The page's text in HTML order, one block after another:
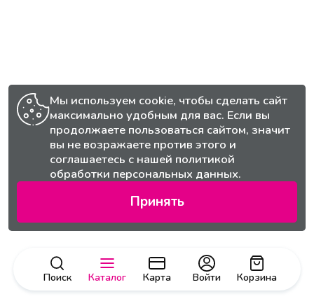
Поиск Каталог Карта Корзина
Войти
Мы используем cookie, чтобы сделать сайт
максимально удобным для вас. Если вы
продолжаете пользоваться сайтом, значит
вы не возражаете против этого и
соглашаетесь с нашей политикой
обработки персональных данных.
Принять